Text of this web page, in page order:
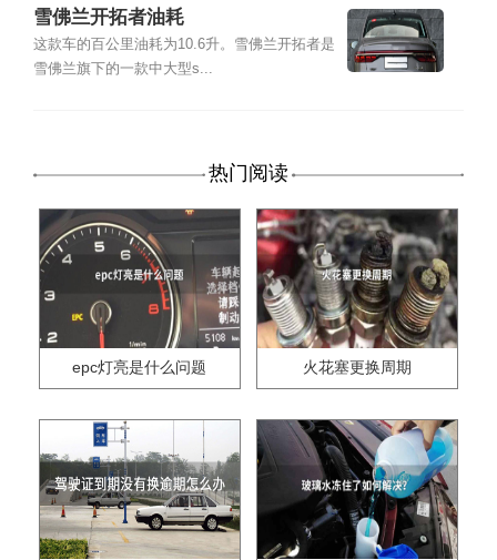
雪佛兰开拓者油耗
这款车的百公里油耗为10.6升。雪佛兰开拓者是
雪佛兰旗下的一款中大型s...
热门阅读
epc灯亮是什么问题 火花塞更换周期